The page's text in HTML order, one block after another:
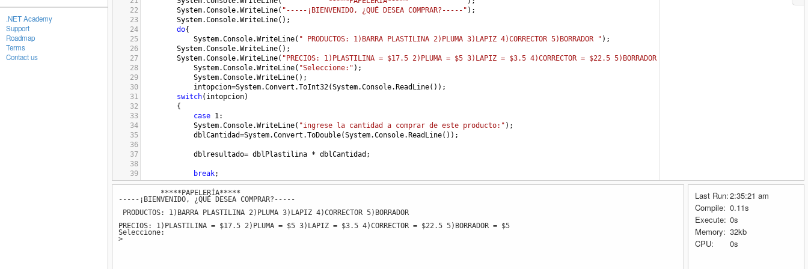
.NET Academy
Support
Roadmap
Terms
Contact us
22
System.Console.WriteLine( "-----¡BIENVENIDO, ¿QUÉ DESEA COMPRAR?-----" );
23
System.Console.WriteLine();
24
do{
25
System.Console.WriteLine( " PRODUCTOS: 1)BARRA PLASTILINA 2)PLUMA 3)LAPIZ 4)CORRECTOR 5)BORRADOR " );
26
System.Console.WriteLine();
27
System.Console.WriteLine( "PRECIOS: 1)PLASTILINA = $17.5 2)PLUMA = $5 3)LAPIZ = $3.5 4)CORRECTOR = $22.5 5)BORRADOR = $5"
28
System.Console.WriteLine( "Seleccione:" );
29
System.Console.WriteLine();
30
intopcion=System.Convert .ToInt32(System.Console. ReadLine());
31
switch( intopcion)
32
{
33
case 1:
34
System.Console.WriteLine( "ingrese la cantidad a comprar de este producto:" );
35
dblCantidad=System.Convert .ToDouble(System.Console. ReadLine());
36
37
dblresultado= dblPlastilina * dblCantidad ;
38
39
break;
40
case 2:
System.Console
42
dblCantidad =System. Convert
43
44
dblresultado = dblPluma * dblCantidad;
45
*****PAPELERÍA*****
-----¡BIENVENIDO, ¿QUÉ DESEA COMPRAR?-----
PRODUCTOS: 1)BARRA PLASTILINA 2)PLUMA 3)LAPIZ 4)CORRECTOR 5)BORRADOR
PRECIOS: 1)PLASTILINA = $17.5 2)PLUMA = $5 3)LAPIZ = $3.5 4)CORRECTOR = $22.5 5)BORRADOR = $5
Seleccione:
>
Last Run:2:35:21 am
Compile: 0.11s
Execute: 0s
Memory: 32kb
CPU:
0s